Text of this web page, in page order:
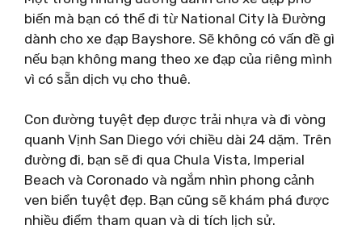
biến mà bạn có thể đi từ National City là Đường
dành cho xe đạp Bayshore. Sẽ không có vấn đề gì
nếu bạn không mang theo xe đạp của riêng mình
vì có sẵn dịch vụ cho thuê.
Con đường tuyệt đẹp được trải nhựa và đi vòng
quanh Vịnh San Diego với chiều dài 24 dặm. Trên
đường đi, bạn sẽ đi qua Chula Vista, Imperial
Beach và Coronado và ngắm nhìn phong cảnh
ven biển tuyệt đẹp. Bạn cũng sẽ khám phá được
nhiều điểm tham quan và di tích lịch sử.